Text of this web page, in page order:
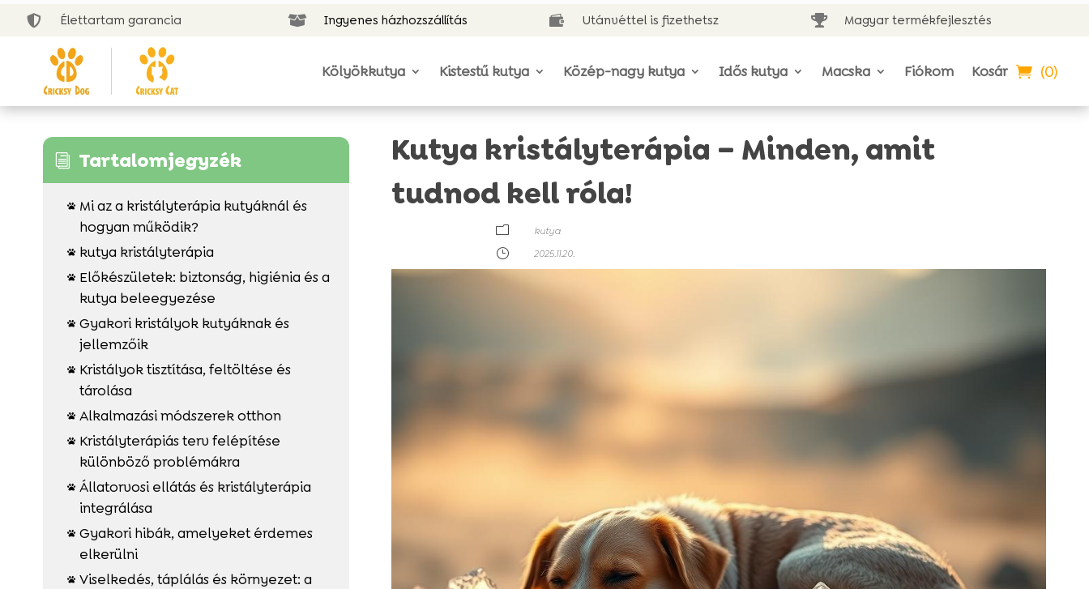
 Élettartam garancia  Ingyenes házhozszállítás  Utánvéttel is fizethetsz  Magyar termékfejlesztés
Kölyökkutya Kistestű kutya Közép-nagy kutya Idős kutya Macska Fiókom Kosár (0)
i Tartalomjegyzék

Mi az a kristályterápia kutyáknál és
hogyan működik?
 kutya kristályterápia

Előkészületek: biztonság, higiénia és a
kutya beleegyezése
 Gyakori kristályok kutyáknak és
jellemzőik

Kristályok tisztítása, feltöltése és
tárolása
 Alkalmazási módszerek otthon

Kristályterápiás terv felépítése
különböző problémákra
 Állatorvosi ellátás és kristályterápia
integrálása
 Gyakori hibák, amelyeket érdemes
elkerülni
 Viselkedés, táplálás és környezet: a
Kutya kristályterápia – Minden, amit
tudnod kell róla!
m
kutya
}
2025.11.20.